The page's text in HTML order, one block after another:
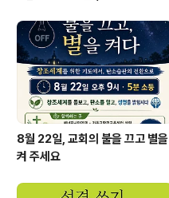
8월 22일, 교회의 불을 끄고 별을
켜 주세요